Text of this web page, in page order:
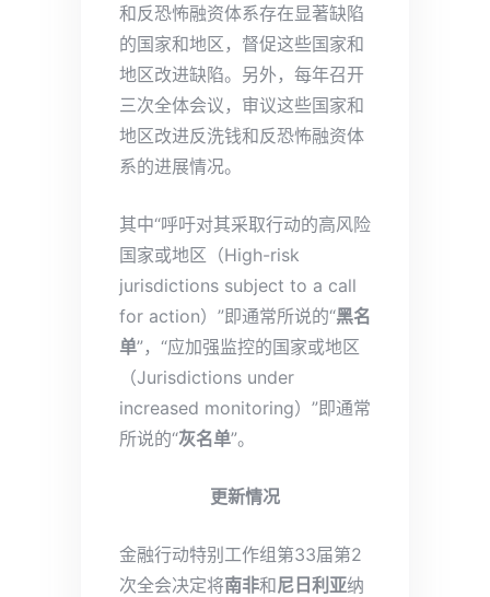
和反恐怖融资体系存在显著缺陷
的国家和地区，督促这些国家和
地区改进缺陷。另外，每年召开
三次全体会议，审议这些国家和
地区改进反洗钱和反恐怖融资体
系的进展情况。
其中“呼吁对其采取行动的高风险
国家或地区（High-risk
jurisdictions subject to a call
for action）”即通常所说的“黑名
单”，“应加强监控的国家或地区
（Jurisdictions under
increased monitoring）”即通常
所说的“灰名单”。
更新情况
金融行动特别工作组第33届第2
次全会决定将南非和尼日利亚纳